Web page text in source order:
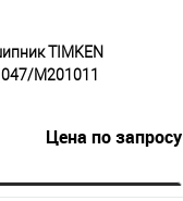
TIMKEN
M201011
Цена по запросу